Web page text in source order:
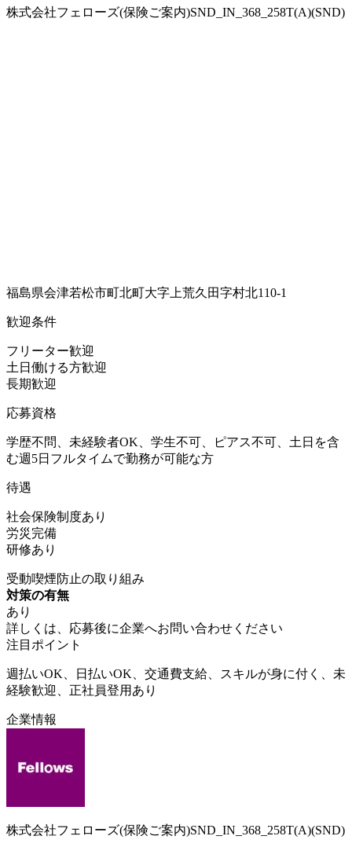
株式会社フェローズ(保険ご案内)SND_IN_368_258T(A)(SND)
福島県会津若松市町北町大字上荒久田字村北110-1
歓迎条件
フリーター歓迎
土日働ける方歓迎
長期歓迎
応募資格
学歴不問、未経験者OK、学生不可、ピアス不可、土日を含
む週5日フルタイムで勤務が可能な方
待遇
社会保険制度あり
労災完備
研修あり
受動喫煙防止の取り組み
対策の有無
あり
詳しくは、応募後に企業へお問い合わせください
注目ポイント
週払いOK、日払いOK、交通費支給、スキルが身に付く、未
経験歓迎、正社員登用あり
企業情報
株式会社フェローズ(保険ご案内)SND_IN_368_258T(A)(SND)